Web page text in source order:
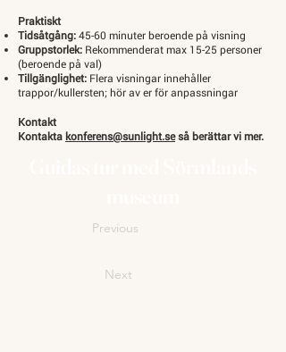
Praktiskt
Tidsåtgång:45-60 minuter beroende på visning
Gruppstorlek: Rekommenderat max 15-25 personer
(beroende på val)
Tillgänglighet: Flera visningar innehåller
trappor/kullersten; hör av er för anpassningar
Kontakt
Kontaktakonferens@sunlight.seså berättar vi mer.
Previous
Next